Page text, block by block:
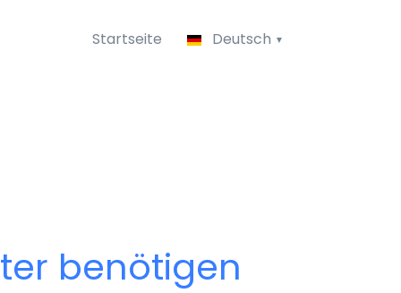
Startseite Deutsch
benötigen